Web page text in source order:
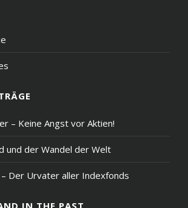
– Keine Angst vor Aktien!
und der Wandel der Welt
– Der Urvater aller Indexfonds
IN THE PAST